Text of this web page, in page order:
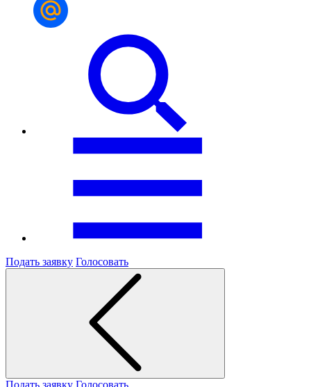
Подать заявку Голосовать
Подать заявку Голосовать